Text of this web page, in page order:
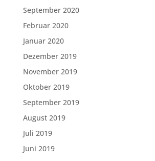
September 2020
Februar 2020
Januar 2020
Dezember 2019
November 2019
Oktober 2019
September 2019
August 2019
Juli 2019
Juni 2019